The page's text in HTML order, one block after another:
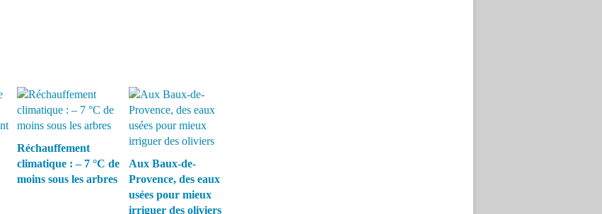
Réchauffement
climatique : – 7 °C de
moins sous les arbres
Aux Baux-de-
Provence, des eaux
usées pour mieux
irriguer des oliviers